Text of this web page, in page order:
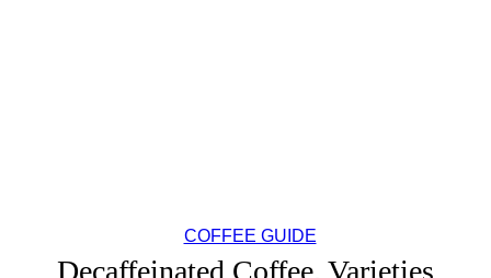
COFFEE GUIDE
Decaffeinated Coffee. Varieties